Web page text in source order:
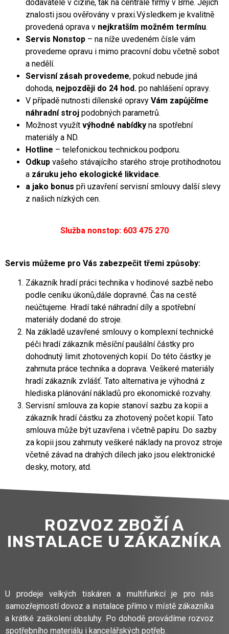
dodavatele v cizině, tak na centrále firmy v Brně. Jejich
znalosti jsou ověřovány v praxi.Výsledkem je kvalitně
provedená oprava v nejkratším možném termínu.
Servis Nonstop – na níže uvedeném čísle vám
provedeme opravu i mimo pracovní dobu včetně sobot
a nedělí.
Servisní zásah provedeme, pokud nebude jiná
dohoda, nejpozději do 24 hod. po nahlášení opravy.
V případě nutnosti dílenské opravy Vám zapůjčíme
náhradní stroj podobných parametrů.
Možnost využít výhodné nabídky na spotřební
materiály a ND.
Hotline – telefonickou technickou podporu.
Odkup vašeho stávajícího starého stroje protihodnotou
a záruku jeho ekologické likvidace.
a jako bonus při uzavření servisní smlouvy další slevy
z našich nízkých cen.
Služba nonstop: 603 475 270
Servis můžeme pro Vás zabezpečit třemi způsoby:
Zákazník hradí práci technika v hodinové sazbě nebo
podle ceníku úkonů,dále dopravné. Čas na cestě
neúčtujeme. Hradí také náhradní díly a spotřební
materiály dodané do stroje.
Na základě uzavřené smlouvy o komplexní technické
péči hradí zákazník měsíční paušální částky pro
dohodnutý limit zhotovených kopií. Do této částky je
zahrnuta práce technika a doprava. Veškeré materiály
hradí zákazník zvlášť. Tato alternativa je výhodná z
hlediska plánování nákladů pro ekonomické rozvahy.
Servisní smlouva za kopie stanoví sazbu za kopii a
zákazník hradí částku za zhotovený počet kopií. Tato
smlouva může být uzavřena i včetně papíru. Do sazby
za kopii jsou zahrnuty veškeré náklady na provoz stroje
včetně závad na drahých dílech jako jsou elektronické
desky, motory, atd.
ROZVOZ ZBOŽÍ A
INSTALACE U ZÁKAZNÍKA
U prodeje velkých tiskáren a multifunkcí je pro nás
samozřejmostí dovoz a instalace přímo v místě zákazníka
a krátké zaškolení obsluhy. Po dohodě provádíme rozvoz
spotřebního materiálu i kancelářských potřeb.